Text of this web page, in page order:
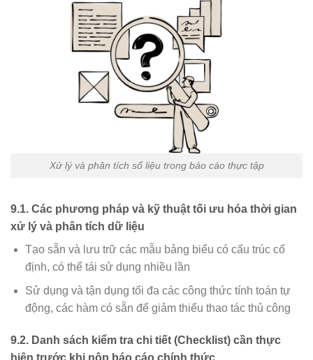
Xử lý và phân tích số liệu trong báo cáo thực tập
9.1. Các phương pháp và kỹ thuật tối ưu hóa thời gian
xử lý và phân tích dữ liệu
Tạo sẵn và lưu trữ các mẫu bảng biểu có cấu trúc cố
định, có thể tái sử dụng nhiều lần
Sử dụng và tận dụng tối đa các công thức tính toán tự
động, các hàm có sẵn để giảm thiểu thao tác thủ công
9.2. Danh sách kiểm tra chi tiết (Checklist) cần thực
hiện trước khi nộp báo cáo chính thức